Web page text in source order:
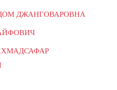
ДЖАНГОВАРОВНА